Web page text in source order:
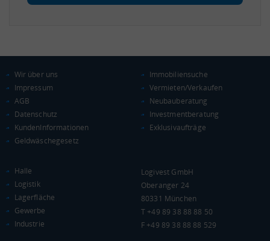
Wir über uns
Impressum
AGB
Datenschutz
KundenInformationen
Geldwäschegesetz
Immobiliensuche
Vermieten/Verkaufen
Neubauberatung
Investmentberatung
Exklusivaufträge
Halle
Logistik
Lagerfläche
Gewerbe
Industrie
Logivest GmbH
Oberanger 24
80331 München
T +49 89 38 88 88 50
F +49 89 38 88 88 529